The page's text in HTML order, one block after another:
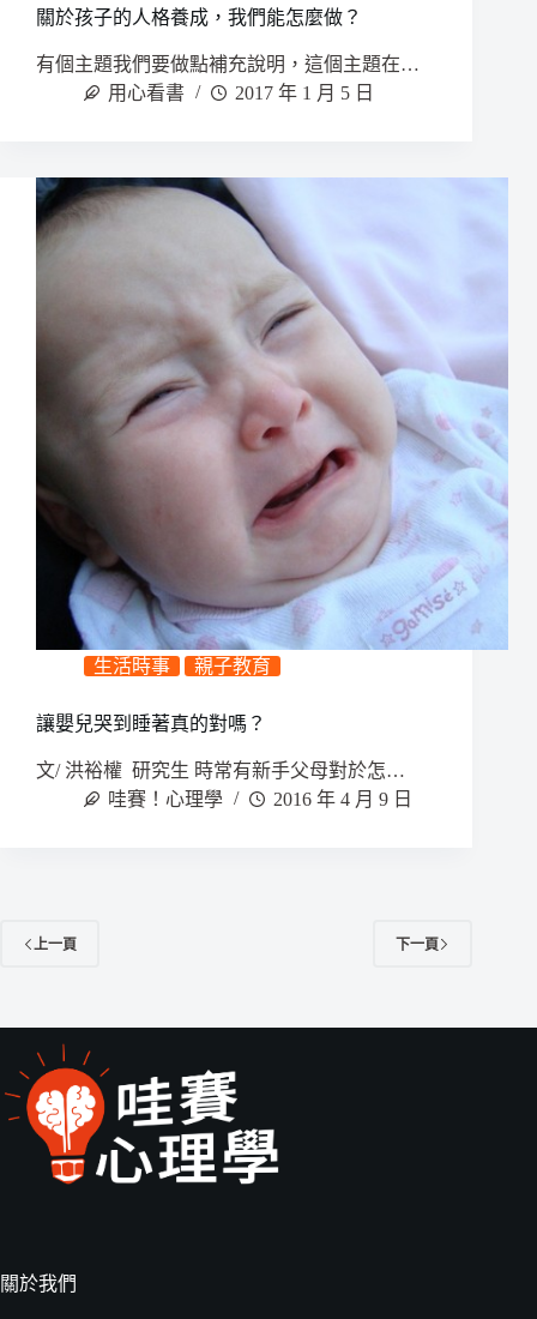
關於孩子的人格養成，我們能怎麼做？
有個主題我們要做點補充說明，這個主題在…
用心看書
2017 年 1 月 5 日
生活時事 親子教育
讓嬰兒哭到睡著真的對嗎？
文/ 洪裕權 研究生 時常有新手父母對於怎…
哇賽！心理學
2016 年 4 月 9 日
上一頁 下一頁
關於我們